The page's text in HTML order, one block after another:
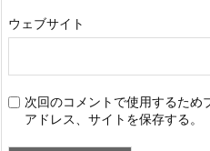
ウェブサイト
次回のコメントで使用するため
アドレス、サイトを保存する。